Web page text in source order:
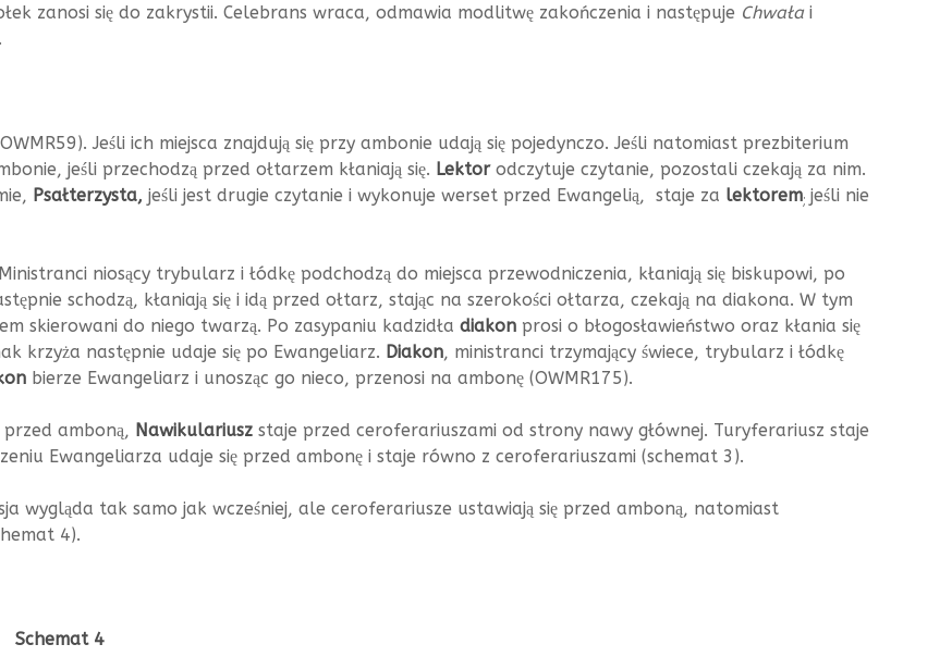
zanosi się do zakrystii. Celebrans wraca, odmawia modlitwę zakończenia i następuje Chwała i
Jeśli ich miejsca znajdują się przy ambonie udają się pojedynczo. Jeśli natomiast prezbiterium
jeśli przechodzą przed ołtarzem kłaniają się. Lektorodczytuje czytanie, pozostali czekają za nim.
Psałterzysta, jeśli jest drugie czytanie i wykonuje werset przed Ewangelią, staje za lektorem; jeśli nie
niosący trybularz i łódkę podchodzą do miejsca przewodniczenia, kłaniają się biskupowi, po
schodzą, kłaniają się i idą przed ołtarz, stając na szerokości ołtarza, czekają na diakona. W tym
skierowani do niego twarzą. Po zasypaniu kadzidła diakon prosi o błogosławieństwo oraz kłania się
krzyża następnie udaje się po Ewangeliarz. Diakon, ministranci trzymający świece, trybularz i łódkę
bierze Ewangeliarz i unosząc go nieco, przenosi na ambonę (OWMR175).
amboną, Nawikulariusz staje przed ceroferariuszami od strony nawy głównej. Turyferariusz staje
Ewangeliarza udaje się przed ambonę i staje równo z ceroferariuszami (schemat 3).
wygląda tak samo jak wcześniej, ale ceroferariusze ustawiają się przed amboną, natomiast
4).
4